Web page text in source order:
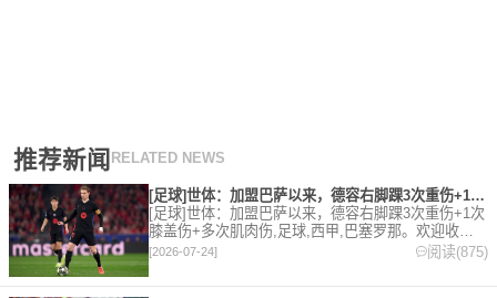
推荐新闻 RELATED NEWS
[足球]世体：加盟巴萨以来，德容右脚踝3次重伤+1次膝盖伤+
[足球]世体：加盟巴萨以来，德容右脚踝3次重伤+1次
膝盖伤+多次肌肉伤,足球,西甲,巴塞罗那。欢迎收藏
本站，24小时为你更新最新的足球，篮球体育资讯。
[2026-07-24] 阅读(875)